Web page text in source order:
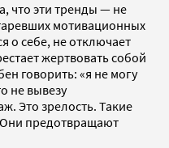
что эти тренды — не
мотивационных
о себе, не отключает
жертвовать собой
говорить: «я не могу
не вывезу
Это зрелость. Такие
предотвращают